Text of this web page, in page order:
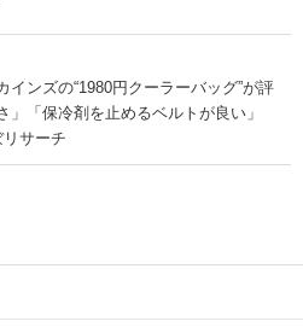
ンズの“1980円クーラーバッグ”が評
「保冷剤を止めるベルトが良い」
リサーチ